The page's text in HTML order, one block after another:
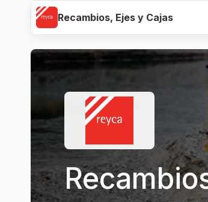
Recambios, Ejes y Cajas